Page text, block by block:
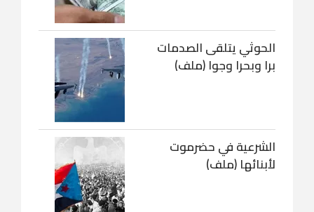
الحوثي يتلقى الصدمات
برا وبحرا وجوا (ملف)
الشرعية في حضرموت
لأبنائها (ملف)